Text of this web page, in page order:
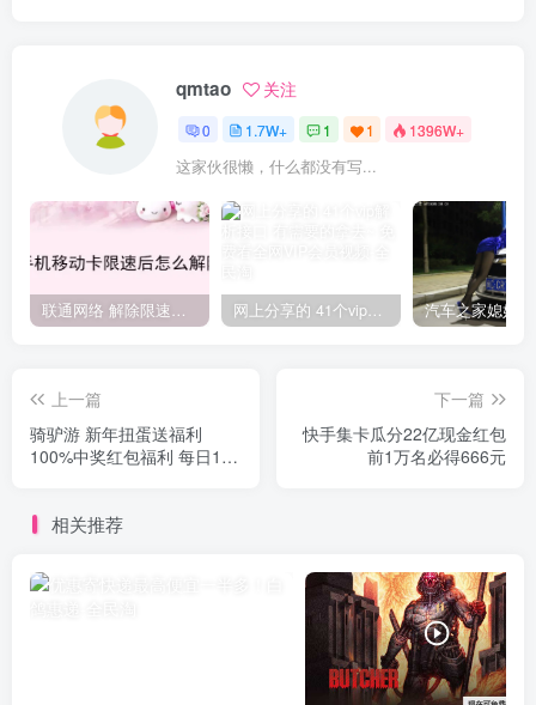
qmtao 关注
0 1.7W+ 1 1 1396W+
这家伙很懒，什么都没有写...
联通网络 解除限速方法参考！畅享、畅玩、老白干等及其它地区自测了 网上分享的 41个vip解析接口 有需要的拿去~ 免费看全网VIP会员视频
上一篇
骑驴游 新年扭蛋送福利
100%中奖红包福利 每日1次
下一篇
快手集卡瓜分22亿现金红包
前1万名必得666元
相关推荐